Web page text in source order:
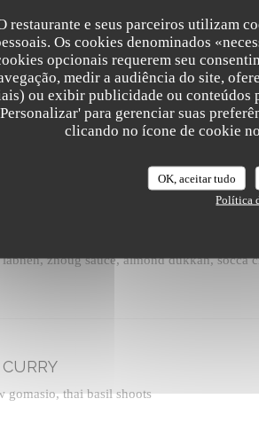
restaurante e seus parceiros utilizam
Os cookies denominados
opcionais requerem seu
medir a audiência do site,
ou exibir publicidade ou conteúdos
para gerenciar suas
clicando no ícone de cookie
OK, aceitar tudo
Política
harissa, basil pesto, pickled celery,
zhoug sauce, almond dukkah, socca
gomasio, thai basil shoots
The